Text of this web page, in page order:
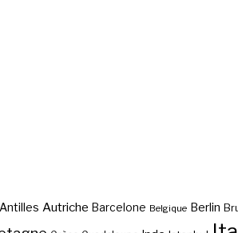
Antilles Autriche Barcelone Belgique Berlin